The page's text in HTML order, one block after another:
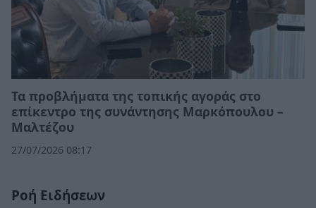
Τα προβλήματα της τοπικής αγοράς στο
επίκεντρο της συνάντησης Μαρκόπουλου –
Μαλτέζου
27/07/2026 08:17
Ροή Ειδήσεων